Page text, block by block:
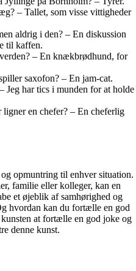
– Tallet, som visse vittigheder
aldrig i den? – En diskussion
til kaffen.
– En knækbrødhund, for
saxofon? – En jam-cat.
Jeg har tics i munden for at holde
en chefer? – En cheferlig
opmuntring til enhver situation.
familie eller kolleger, kan en
et øjeblik af samhørighed og
hvordan kan du fortælle en god
at fortælle en god joke og
denne kunst.